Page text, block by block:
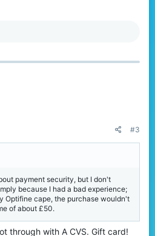
#3
payment security, but I don't
because I had a bad experience;
Optifine cape, the purchase wouldn't
of about £50.
through with A CVS. Gift card!